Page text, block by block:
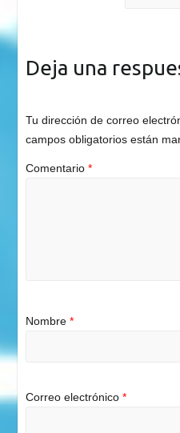
Deja una
Tu dirección de correo
campos obligatorios están
Comentario *
Nombre *
Correo electrónico *